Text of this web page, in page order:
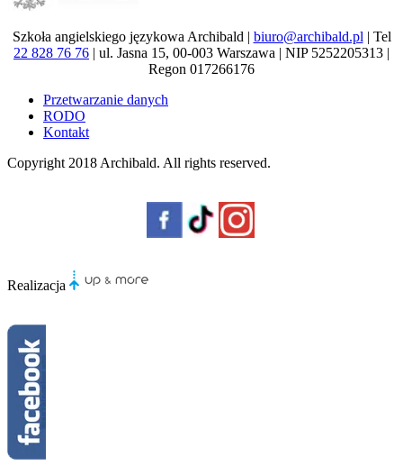
Szkoła angielskiego językowa Archibald | biuro@archibald.pl | Tel
22 828 76 76 | ul. Jasna 15, 00-003 Warszawa | NIP 5252205313 |
Regon 017266176
Przetwarzanie danych
RODO
Kontakt
Copyright 2018 Archibald. All rights reserved.
Realizacja